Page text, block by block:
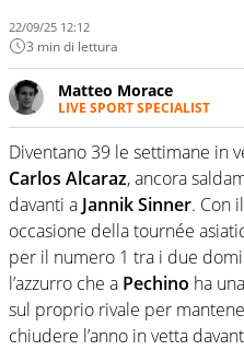
22/09/25 12:12
3 min di lettura
Matteo Morace
LIVE SPORT SPECIALIST
La multimedialità quale
professionale. Ama
attenzione sul tempo
sono opinioni ma fatti
Diventano 39 le settimane in
Carlos Alcaraz, ancora
davanti a Jannik Sinner. Con
occasione della tournée
per il numero 1 tra i due
l’azzurro che a Pechino ha
sul proprio rivale per
chiudere l’anno in vetta